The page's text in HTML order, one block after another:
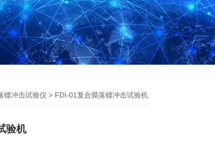
镖冲击试验仪 > FDI-01复合膜落镖冲击试验机
验机